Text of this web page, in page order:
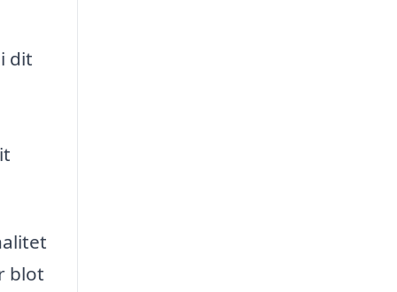
dit
blot